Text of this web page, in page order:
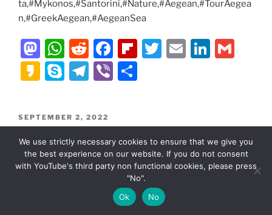
ta,#Mykonos,#Santorini,#Nature,#Aegean,#TourAegea
n,#GreekAegean,#AegeanSea
M
a
st
d
o
n
W
h
at
A
p
p
R
e
d
t
F
a
c
b
o
o
k
Fl
ar
d
T
E
Li
dI
n
K
k
a
o
S
y
p
e
T
e
gr
a
m
Vi
e
POSTED
ON
SEPTEMBER 2, 2022
Greek islands
We use strictly necessary cookies to ensure that we give you
the best experience on our website. If you do not consent
with YouTube's third party non functional cookies, please press
"No".
Ok
No